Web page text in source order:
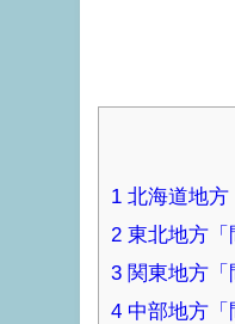
1 北海道地方
2 東北地方「
3 関東地方
4 中部地方